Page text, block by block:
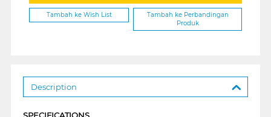
Tambah ke Wish List
Tambah ke Perbandingan
Produk
Description
SPECIFICATIONS